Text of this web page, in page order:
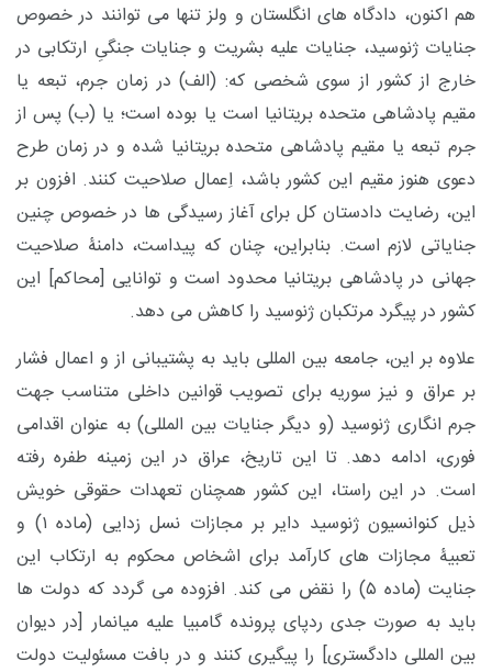
هم اکنون، دادگاه های انگلستان و ولز تنها می توانند در خصوص
جنایات ژنوسید، جنایات علیه بشریت و جنایات جنگیِ ارتکابی در
خارج از کشور از سوی شخصی که: (الف) در زمان جرم، تبعه یا
مقیم پادشاهی متحده بریتانیا است یا بوده است؛ یا (ب) پس از
جرم تبعه یا مقیم پادشاهی متحده بریتانیا شده و در زمان طرح
دعوی هنوز مقیم این کشور باشد، اِعمال صلاحیت کنند. افزون بر
این، رضایت دادستان کل برای آغاز رسیدگی ها در خصوص چنین
جنایاتی لازم است. بنابراین، چنان که پیداست، دامنۀ صلاحیت
جهانی در پادشاهی بریتانیا محدود است و توانایی [محاکم] این
کشور در پیگرد مرتکبان ژنوسید را کاهش می دهد.
علاوه بر این، جامعه بین المللی باید به پشتیبانی از و اعمال فشار
بر عراق و نیز سوریه برای تصویب قوانین داخلی متناسب جهت
جرم انگاری ژنوسید (و دیگر جنایات بین المللی) به عنوان اقدامی
فوری، ادامه دهد. تا این تاریخ، عراق در این زمینه طفره رفته
است. در این راستا، این کشور همچنان تعهدات حقوقی خویش
ذیل کنوانسیون ژنوسید دایر بر مجازات نسل زدایی (ماده ۱) و
تعبیۀ مجازات های کارآمد برای اشخاص محکوم به ارتکاب این
جنایت (ماده ۵) را نقض می کند. افزوده می گردد که دولت ها
باید به صورت جدی ردپای پرونده گامبیا علیه میانمار [در دیوان
بین المللی دادگستری] را پیگیری کنند و در بافت مسئولیت دولت